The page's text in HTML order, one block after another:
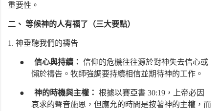
重要性。
二、 等候神的人有福了（三大要點）
1. 神垂聽我們的禱告
● 信心與持續： 信仰的危機往往源於對神失去信心或
懶於禱告。牧師強調要持續相信並期待神的工作。
● 神的時機與主權： 根據以賽亞書 30:19，上帝必因
哀求的聲音施恩，但應允的時間是按著神的主權，而